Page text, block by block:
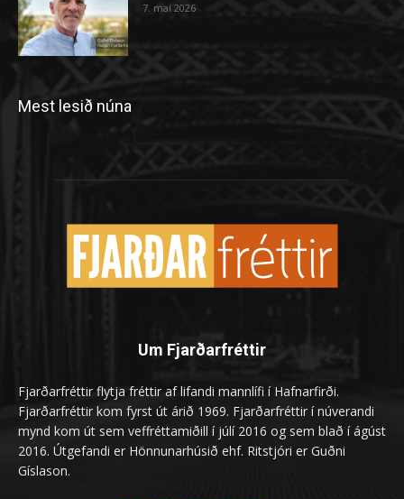
7. maí 2026
Mest lesið núna
Um Fjarðarfréttir
Fjarðarfréttir flytja fréttir af lifandi mannlífi í Hafnarfirði.
Fjarðarfréttir kom fyrst út árið 1969. Fjarðarfréttir í núverandi
mynd kom út sem veffréttamiðill í júlí 2016 og sem blað í ágúst
2016. Útgefandi er Hönnunarhúsið ehf. Ritstjóri er Guðni
Gíslason.